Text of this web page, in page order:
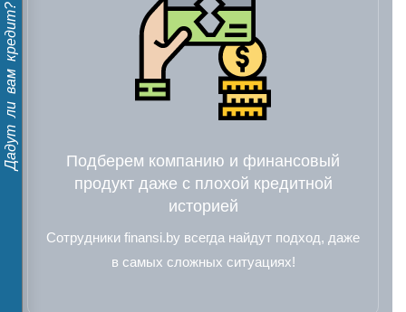
Дадут ли вам кредит?
Подберем компанию и финансовый
продукт даже с плохой кредитной
историей
Сотрудники finansi.by всегда найдут подход, даже
в самых сложных ситуациях!